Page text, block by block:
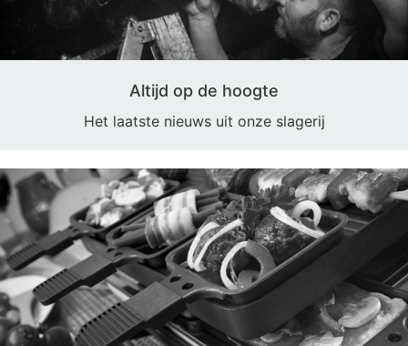
Altijd op de hoogte
Het laatste nieuws uit onze slagerij